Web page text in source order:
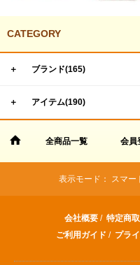
CATEGORY
＋ ブランド(165)
＋ アイテム(190)
全商品一覧 会員
表示モード： スマー
会社概要 / 特定商
ご利用ガイド / プラ